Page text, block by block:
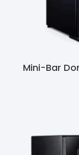
Mini-Bar